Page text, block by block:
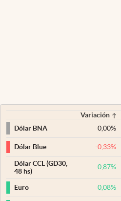
Variación
Dólar BNA
0,00%
Dólar Blue -0,33%
Dólar CCL (GD30,
48 hs)
0,87%
Euro 0,08%